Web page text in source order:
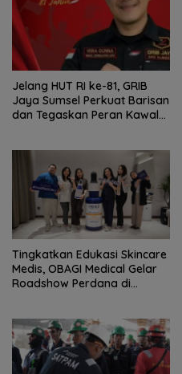
Jelang HUT RI ke-81, GRIB
Jaya Sumsel Perkuat Barisan
dan Tegaskan Peran Kawal
Tingkatkan Edukasi Skincare
Medis, OBAGI Medical Gelar
Roadshow Perdana di